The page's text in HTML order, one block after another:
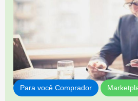
Para você Comprador